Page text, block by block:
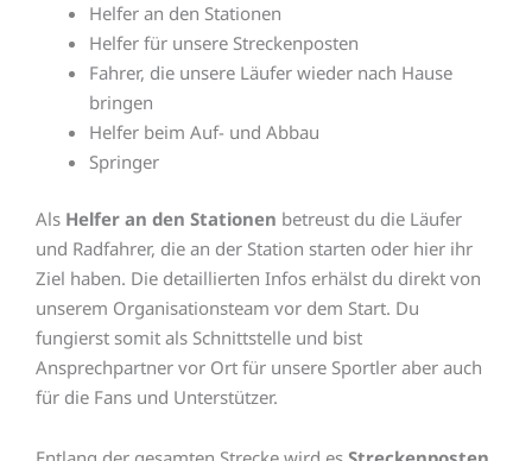
Helfer an den Stationen
Helfer für unsere Streckenposten
Fahrer, die unsere Läufer wieder nach Hause
bringen
Helfer beim Auf- und Abbau
Springer
Als Helfer an den Stationen betreust du die Läufer
und Radfahrer, die an der Station starten oder hier ihr
Ziel haben. Die detaillierten Infos erhälst du direkt von
unserem Organisationsteam vor dem Start. Du
fungierst somit als Schnittstelle und bist
Ansprechpartner vor Ort für unsere Sportler aber auch
für die Fans und Unterstützer.